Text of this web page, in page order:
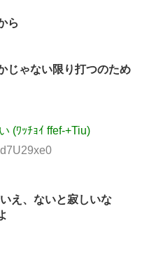
ら
じゃない限り打つのため
(ﾜｯﾁｮｲ ffef-+Tiu)
え、ないと寂しいな